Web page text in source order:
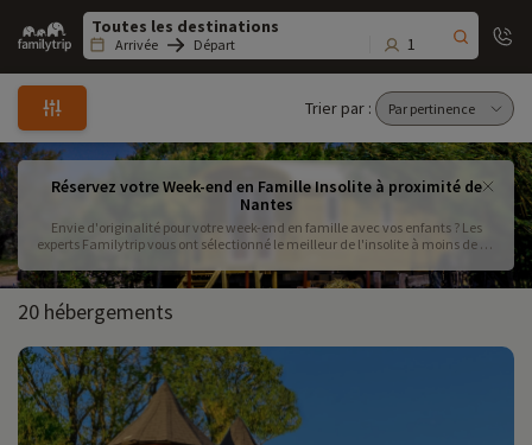
Family
trip
Arrivée Départ 1
Trier par :
Réservez votre Week-end en Famille Insolite à proximité de
Nantes
Envie d'originalité pour votre week-end en famille avec vos enfants ? Les
experts Familytrip vous ont sélectionné le meilleur de l'insolite à moins de 3h
un tipi, une roulotte ou une cabane perchées dans les arbres.
20 hébergements